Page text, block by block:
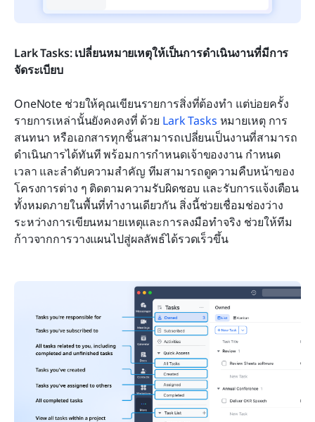
Lark Tasks: เปลี่ยนหมายเหตุให้เป็นการดำเนินงานที่มีการ
จัดระเบียบ
OneNote ช่วยให้คุณเขียนรายการสิ่งที่ต้องทำ แต่บ่อยครั้ง
รายการเหล่านั้นยังคงคงที่ ด้วย Lark Tasks หมายเหตุ การ
สนทนา หรือเอกสารทุกชิ้นสามารถเปลี่ยนเป็นงานที่สามารถ
ดำเนินการได้ทันที พร้อมการกำหนดเจ้าของงาน กำหนด
เวลา และลำดับความสำคัญ ทีมสามารถดูความคืบหน้าของ
โครงการต่าง ๆ ติดตามความรับผิดชอบ และรับการแจ้งเตือน
ทั้งหมดภายในพื้นที่ทำงานเดียวกัน สิ่งนี้ช่วยเชื่อมช่องว่าง
ระหว่างการเขียนหมายเหตุและการลงมือทำจริง ช่วยให้ทีม
ก้าวจากการวางแผนไปสู่ผลลัพธ์ได้รวดเร็วขึ้น